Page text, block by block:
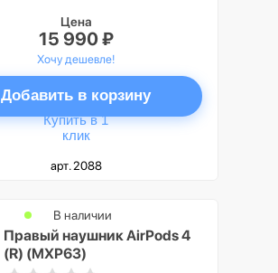
Цена
15 990 ₽
Хочу дешевле!
Добавить в корзину
Купить в 1
клик
арт. 2088
Правый наушник AirPods 4
(R) (MXP63)
В наличии